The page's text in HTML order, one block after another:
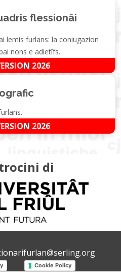
flessionâi
lemis furlans: la coniugazion
nons e adietîfs.
2026
2026
di
Cookie Policy